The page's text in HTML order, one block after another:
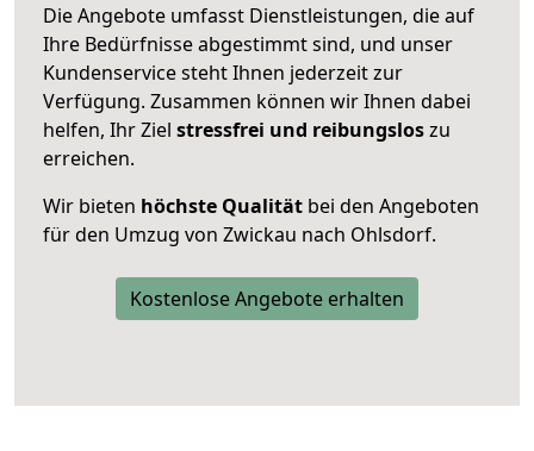
Die Angebote umfasst Dienstleistungen, die auf
Ihre Bedürfnisse abgestimmt sind, und unser
Kundenservice steht Ihnen jederzeit zur
Verfügung. Zusammen können wir Ihnen dabei
helfen, Ihr Ziel stressfrei und reibungsloszu
erreichen.
Wir bieten höchste Qualität bei den Angeboten
für den Umzug von Zwickau nach Ohlsdorf.
Kostenlose Angebote erhalten